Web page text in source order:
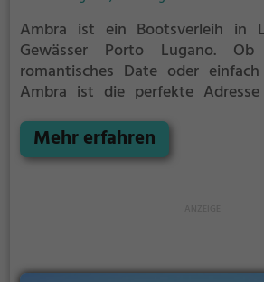
Ambra ist ein Bootsverleih in
Gewässer Porto Lugano. Ob
romantisches Date oder
Ambra ist die perfekte
Sportbegeisterte und echte
Kosten.
Mehr erfahren